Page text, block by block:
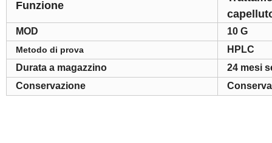
Funzione
MOD 10 G
Metodo di prova
HPLC
Durata a magazzino
24 mesi
Conservazione